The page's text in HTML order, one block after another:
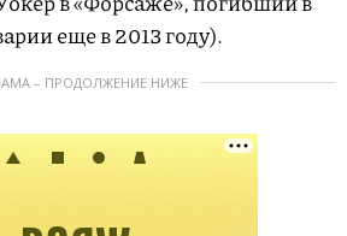
еще в 2013 году).
– ПРОДОЛЖЕНИЕ НИЖЕ